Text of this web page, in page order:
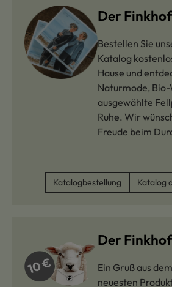
Der
Bestellen Sie
Katalog
Hause und
Naturmode,
ausgewählte
Ruhe. Wir
Freude beim
Katalogbestellung Katalog
Der
Ein Gruß aus
neuesten